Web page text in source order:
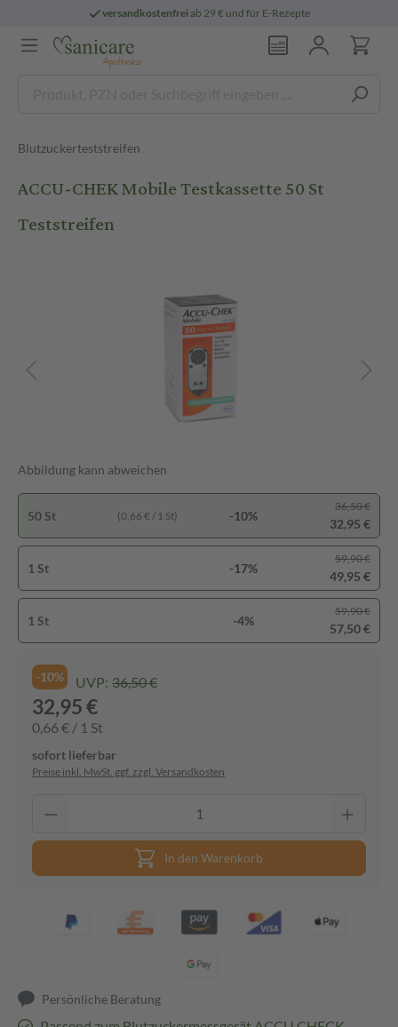
versandkostenfreiab 29 € und für E-Rezepte
Blutzuckerteststreifen
ACCU-CHEK Mobile Testkassette 50 St
Teststreifen
Abbildung kann abweichen
50 St (0,66 € / 1 St) -10%
36,50 €
32,95 €
1 St -17%
59,90 €
49,95 €
1 St -4%
59,90 €
57,50 €
-10% UVP: 36,50 €
32,95 €
0,66 € / 1 St
sofort lieferbar
Preise inkl. MwSt. ggf. zzgl. Versandkosten
In den Warenkorb
Persönliche Beratung